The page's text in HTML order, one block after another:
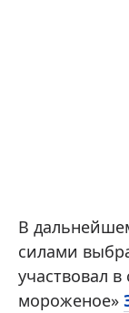
В
силами
участвовал
мороженое»